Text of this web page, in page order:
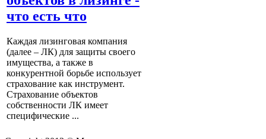
что есть что
Каждая лизинговая компания
(далее – ЛК) для защиты своего
имущества, а также в
конкурентной борьбе использует
страхование как инструмент.
Страхование объектов
собственности ЛК имеет
специфические ...